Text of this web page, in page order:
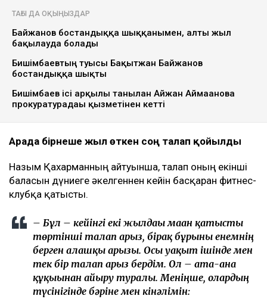
ТАҒЫ ДА ОҚЫҢЫЗДАР
Байжанов бостандыққа шыққанымен, алты жыл
бақылауда болады
Бишімбаевтың туысы Бақытжан Байжанов
бостандыққа шықты
Бишімбаев ісі арқылы танылған Айжан Аймағанова
прокуратурадағы қызметінен кетті
Арада бірнеше жыл өткен соң талап қойылды
Назым Қахарманның айтуынша, талап оның екінші
баласын дүниеге әкелгеннен кейін басқарған фитнес-
клубқа қатысты.
– Бұл – кейінгі екі жылдағы маған қатысты
төртінші талап арыз, бірақ бұрынғы енемнің
берген алғашқы арызы. Осы уақыт ішінде мен
тек бір талап арыз бердім. Ол – ата-ана
құқығынан айыру туралы. Меніңше, олардың
түсінігінде бәріне мен кінәлімін: